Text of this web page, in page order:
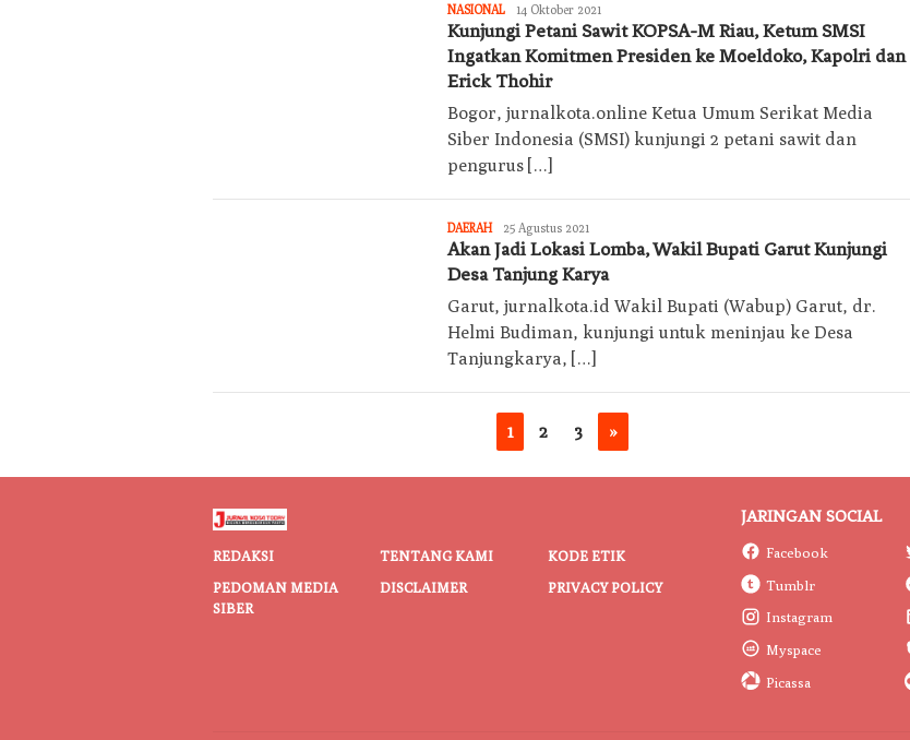
NASIONALRedaksi
Jurnal
Kota
Today
14 Oktober 2021
Kunjungi Petani Sawit KOPSA-M Riau, Ketum SMSI
Ingatkan Komitmen Presiden ke Moeldoko, Kapolri dan
Erick Thohir
Bogor, jurnalkota.online Ketua Umum Serikat Media
Siber Indonesia (SMSI) kunjungi 2 petani sawit dan
pengurus […]
DAERAHRedaksi
Jurnal
Kota
Today
25 Agustus 2021
Akan Jadi Lokasi Lomba, Wakil Bupati Garut Kunjungi
Desa Tanjung Karya
Garut, jurnalkota.id Wakil Bupati (Wabup) Garut, dr.
Helmi Budiman, kunjungi untuk meninjau ke Desa
Tanjungkarya, […]
1 2 3 »
REDAKSI TENTANG KAMI
KODE ETIK
PEDOMAN MEDIA
SIBER
DISCLAIMER PRIVACY POLICY
JARINGAN SOCIAL
Facebook
Tumblr
Instagram
Myspace
Picassa